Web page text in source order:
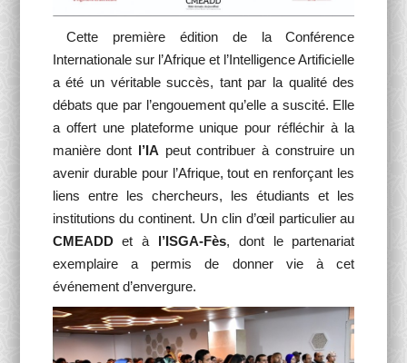
Cette première édition de la Conférence
Internationale sur l’Afrique et l’Intelligence Artificielle
a été un véritable succès, tant par la qualité des
débats que par l’engouement qu’elle a suscité. Elle
a offert une plateforme unique pour réfléchir à la
manière dont l’IA peut contribuer à construire un
avenir durable pour l’Afrique, tout en renforçant les
liens entre les chercheurs, les étudiants et les
institutions du continent. Un clin d’œil particulier au
CMEADDet à l’ISGA-Fès, dont le partenariat
exemplaire a permis de donner vie à cet
événement d’envergure.